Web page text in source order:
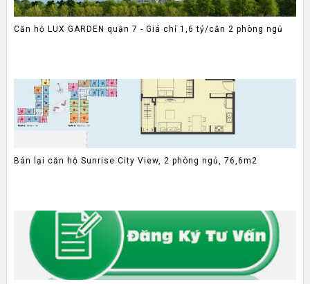
Căn hộ LUX GARDEN quận 7 - Giá chỉ 1,6 tỷ/căn 2 phòng ngủ
Bán lại căn hộ Sunrise City View, 2 phòng ngủ, 76,6m2